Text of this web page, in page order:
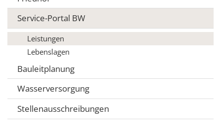
Service-Portal BW
Leistungen
Lebenslagen
Bauleitplanung
Wasserversorgung
Stellenausschreibungen